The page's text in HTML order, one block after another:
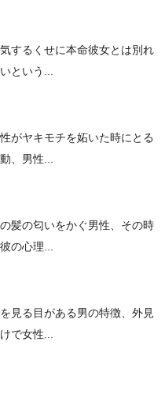
するくせに本命彼女とは別れ
という...
がヤキモチを妬いた時にとる
、男性...
髪の匂いをかぐ男性、その時
の心理...
見る目がある男の特徴、外見
で女性...